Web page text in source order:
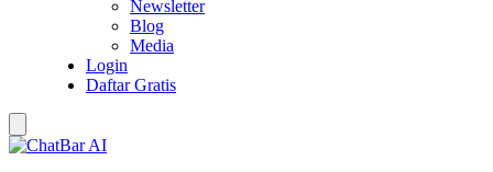
Newsletter
Blog
Media
Login
Daftar Gratis